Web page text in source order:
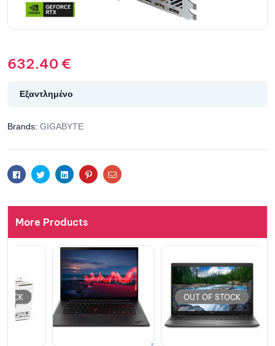
632.40€
Εξαντλημένο
Brands: GIGABYTE
FacebookTwitterLinkedinPinterestEmail
More Products
OUT OF STOCK